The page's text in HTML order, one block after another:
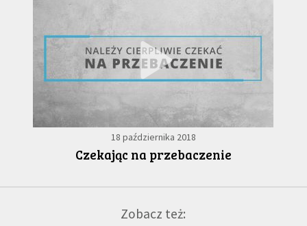
18 października 2018
Czekając na przebaczenie
Zobacz też: